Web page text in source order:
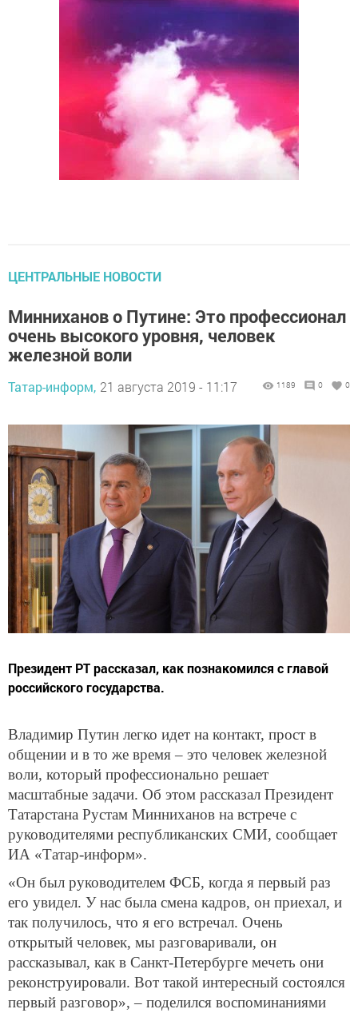
ЦЕНТРАЛЬНЫЕ НОВОСТИ
Минниханов о Путине: Это профессионал
очень высокого уровня, человек
железной воли
Татар-информ, 21 августа 2019 - 11:17 1189 0 0
Президент РТ рассказал, как познакомился с главой
российского государства.
Владимир Путин легко идет на контакт, прост в
общении и в то же время – это человек железной
воли, который профессионально решает
масштабные задачи. Об этом рассказал Президент
Татарстана Рустам Минниханов на встрече с
руководителями республиканских СМИ, сообщает
ИА «Татар-информ».
«Он был руководителем ФСБ, когда я первый раз
его увидел. У нас была смена кадров, он приехал, и
так получилось, что я его встречал. Очень
открытый человек, мы разговаривали, он
рассказывал, как в Санкт-Петербурге мечеть они
реконструировали. Вот такой интересный состоялся
первый разговор», – поделился воспоминаниями